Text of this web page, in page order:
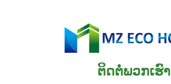
ຕິດຕໍ່ພວກເຮົາ